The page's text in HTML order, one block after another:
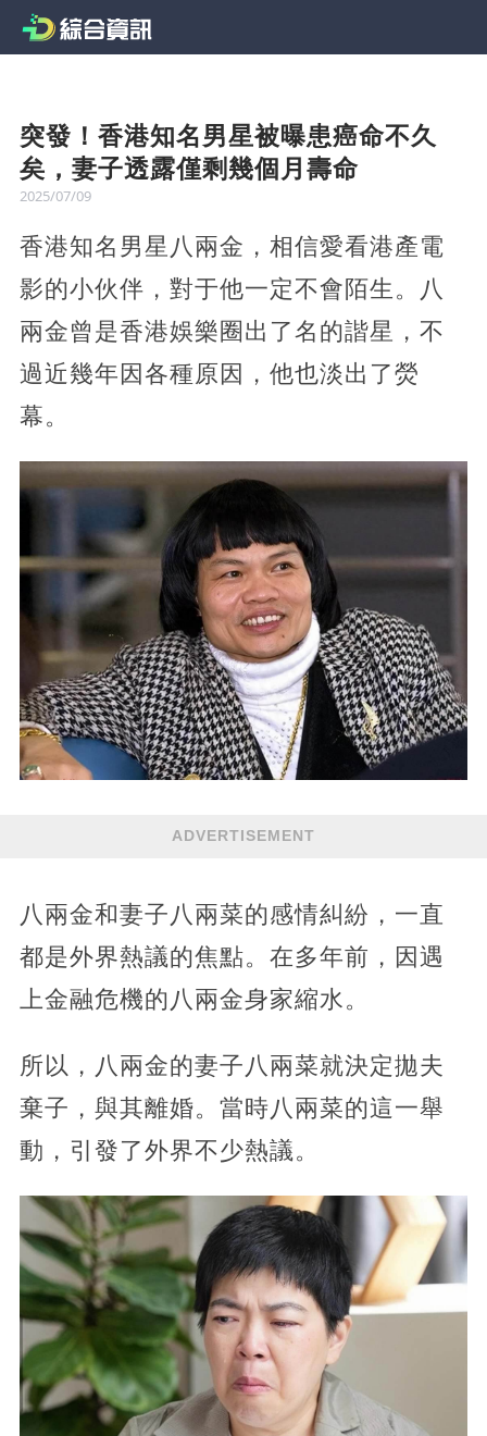
突發！香港知名男星被曝患癌命不久
矣，妻子透露僅剩幾個月壽命
2025/07/09
香港知名男星八兩金，相信愛看港產電
影的小伙伴，對于他一定不會陌生。八
兩金曾是香港娛樂圈出了名的諧星，不
過近幾年因各種原因，他也淡出了熒
幕。
ADVERTISEMENT
八兩金和妻子八兩菜的感情糾紛，一直
都是外界熱議的焦點。在多年前，因遇
上金融危機的八兩金身家縮水。
所以，八兩金的妻子八兩菜就決定拋夫
棄子，與其離婚。當時八兩菜的這一舉
動，引發了外界不少熱議。